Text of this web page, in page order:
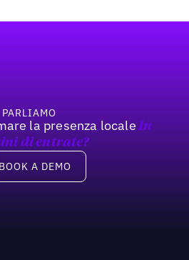
PARLIAMO
la presenza locale In
di entrate?
demo
BOOK A DEMO